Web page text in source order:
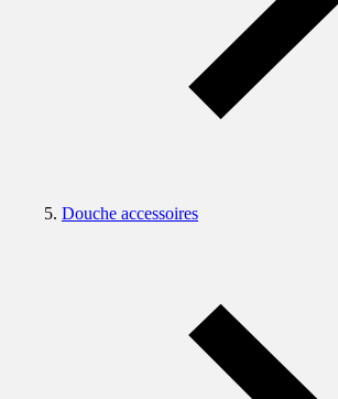
Douche accessoires